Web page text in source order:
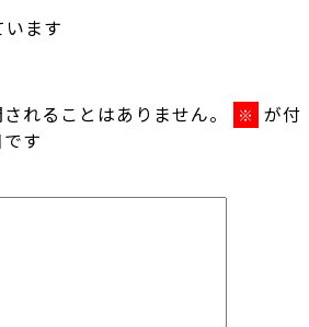
ます
れることはありません。 ※ が付
す